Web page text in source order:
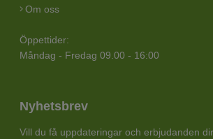
Om oss
Öppettider:
Måndag - Fredag 09.00 - 16:00
Nyhetsbrev
Vill du få uppdateringar och erbjudanden